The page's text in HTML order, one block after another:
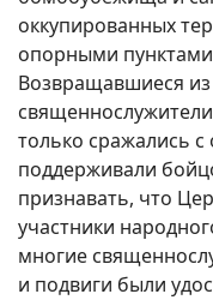
оккупированных
опорными
Возвращавшиеся из
только сражались
поддерживали
признавать, что
участники
многие
и подвиги были